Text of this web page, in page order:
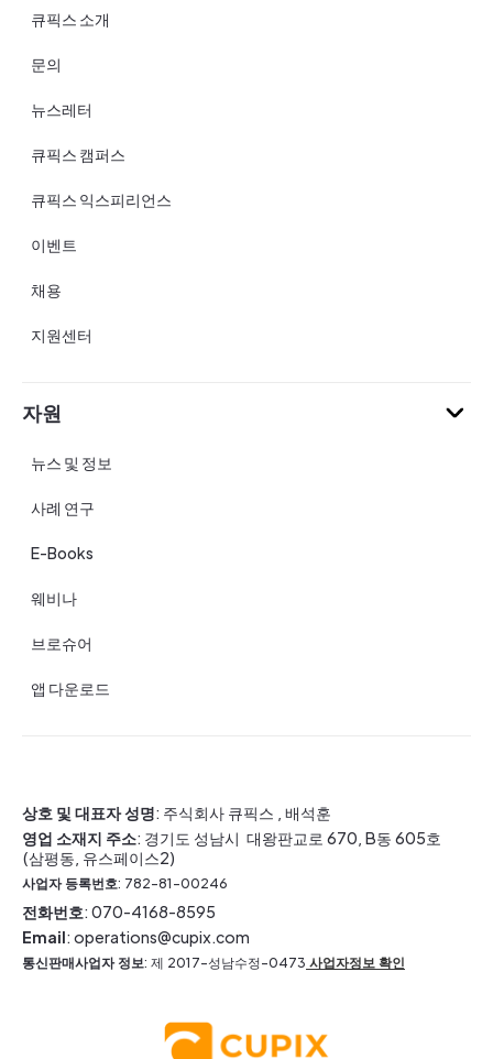
큐픽스 소개
문의
뉴스레터
큐픽스 캠퍼스
큐픽스 익스피리언스
이벤트
채용
지원센터
자원
뉴스 및 정보
사례 연구
E-Books
웨비나
브로슈어
앱 다운로드
상호 및 대표자 성명: 주식회사 큐픽스 , 배석훈
영업 소재지 주소: 경기도 성남시 대왕판교로 670, B동 605호
(삼평동, 유스페이스2)
사업자 등록번호: 782-81-00246
전화번호: 070-4168-8595
Email: operations@cupix.com
통신판매사업자 정보: 제 2017-성남수정-0473 사업자정보 확인